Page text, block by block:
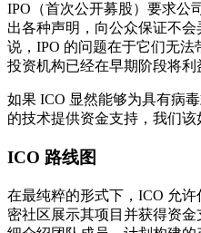
IPO（首次公开募股）要求公
出各种声明，向公众保证不
说，IPO 的问题在于它们无
投资机构已经在早期阶段将利
如果 ICO 显然能够为具有病
的技术提供资金支持，我们
ICO 路线图
在最纯粹的形式下，ICO 允
密社区展示其项目并获得资